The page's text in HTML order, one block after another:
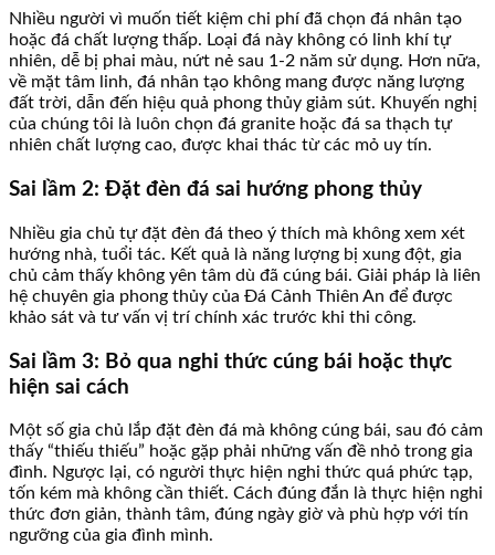
Nhiều người vì muốn tiết kiệm chi phí đã chọn đá nhân tạo
hoặc đá chất lượng thấp. Loại đá này không có linh khí tự
nhiên, dễ bị phai màu, nứt nẻ sau 1-2 năm sử dụng. Hơn nữa,
về mặt tâm linh, đá nhân tạo không mang được năng lượng
đất trời, dẫn đến hiệu quả phong thủy giảm sút. Khuyến nghị
của chúng tôi là luôn chọn đá granite hoặc đá sa thạch tự
nhiên chất lượng cao, được khai thác từ các mỏ uy tín.
Sai lầm 2: Đặt đèn đá sai hướng phong thủy
Nhiều gia chủ tự đặt đèn đá theo ý thích mà không xem xét
hướng nhà, tuổi tác. Kết quả là năng lượng bị xung đột, gia
chủ cảm thấy không yên tâm dù đã cúng bái. Giải pháp là liên
hệ chuyên gia phong thủy của Đá Cảnh Thiên An để được
khảo sát và tư vấn vị trí chính xác trước khi thi công.
Sai lầm 3: Bỏ qua nghi thức cúng bái hoặc thực
hiện sai cách
Một số gia chủ lắp đặt đèn đá mà không cúng bái, sau đó cảm
thấy “thiếu thiếu” hoặc gặp phải những vấn đề nhỏ trong gia
đình. Ngược lại, có người thực hiện nghi thức quá phức tạp,
tốn kém mà không cần thiết. Cách đúng đắn là thực hiện nghi
thức đơn giản, thành tâm, đúng ngày giờ và phù hợp với tín
ngưỡng của gia đình mình.